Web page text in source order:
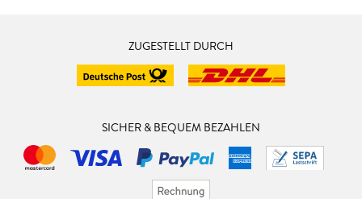
ZUGESTELLT DURCH
SICHER & BEQUEM BEZAHLEN